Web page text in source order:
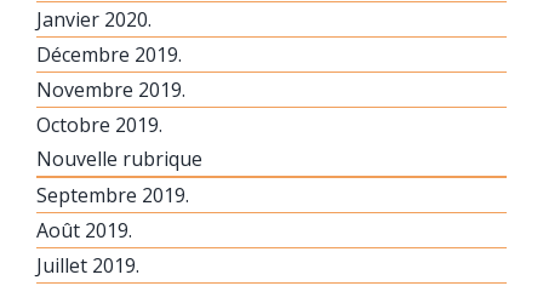
Janvier 2020.
Décembre 2019.
Novembre 2019.
Octobre 2019.
Nouvelle rubrique
Septembre 2019.
Août 2019.
Juillet 2019.